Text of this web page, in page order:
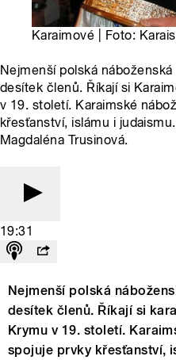
Karaimové | Foto:
Nejmenší polská
desítek členů. Říkají si
v 19. století. Karaimské
křesťanství, islámu i
Magdaléna Trusinová.
19:31
Nejmenší polská
desítek členů. Říkají si
Krymu v 19. století.
spojuje prvky křesťanství,